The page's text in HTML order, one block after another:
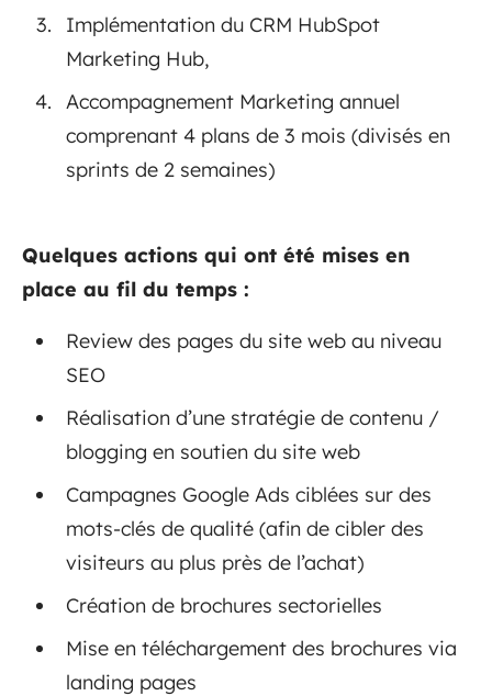
Implémentation du CRM HubSpot
Marketing Hub,
Accompagnement Marketing annuel
comprenant 4 plans de 3 mois (divisés en
sprints de 2 semaines)
Quelques actions qui ont été mises en
place au fil du temps :
Review des pages du site web au niveau
SEO
Réalisation d’une stratégie de contenu /
blogging en soutien du site web
Campagnes Google Ads ciblées sur des
mots-clés de qualité (afin de cibler des
visiteurs au plus près de l’achat)
Création de brochures sectorielles
Mise en téléchargement des brochures via
landing pages